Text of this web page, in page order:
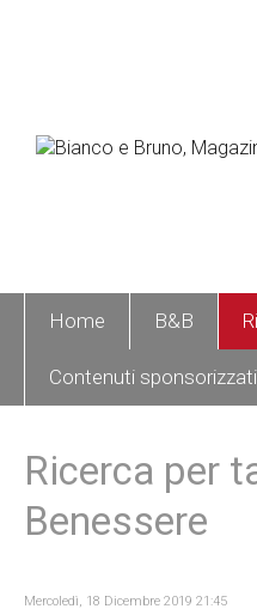
Home B&B
Contenuti sponsorizzati
Ricerca per
Benessere
Mercoledì, 18 Dicembre 2019 21:45